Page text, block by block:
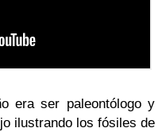
era ser paleontólogo y
ilustrando los fósiles de